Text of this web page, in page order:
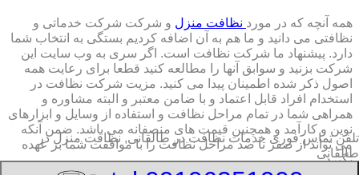
همه آنچه که در مورد نظافت منزل و شرکت شرکت خدماتی و
نظافتی می دانید و ما هم به آن اضافه کردیم بستگی به انتخاب شما
دارد. پیشنهاد ما شرکت نظافت است. اگر سری به وب سایت این
شرکت بزنید و سوابق آنها را مطالعه کنید قطعا برای رعایت همه
اصول ذکر شده اطمینان پیدا می کنید. مزیت شرکت نظافت در
استخدام افراد قابل اعتماد و با ضامن معتبر و البته مشاوره و
همراهی شما در تمام مراحل نظافت و استفاده از وسایل و ابزارهای
نوین و کارآمد و همچنین قیمت های منصفانه می باشد. ضمن آنکه
می تواند از صفر تا صد مراحل نظافت را با موافقت شما بر عهده
بگیرد.
تلفن تماس فوریخدمات نظافت در طالقانی, نظافت منزل در
طالقانی